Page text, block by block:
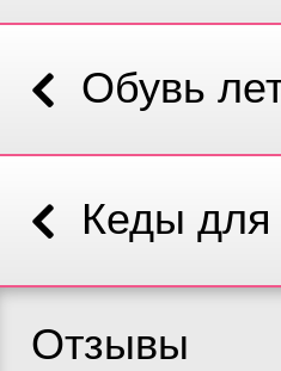
Обувь
Кеды для
Отзывы